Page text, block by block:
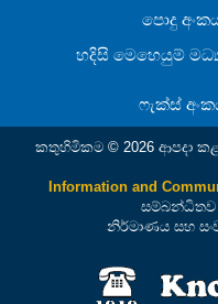
පොදු
හදිසි මෙහෙයුම්
ෆැක්ස්
කතුහිමිකම © 2026 ආපදා
Information and
සම්බන්ධිතව
නිර්මාණය සහ